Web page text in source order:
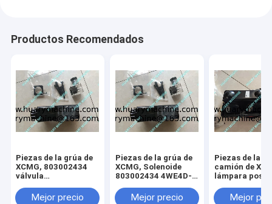
Productos Recomendados
Piezas de la grúa de
XCMG, 803002434
válvula
4WE4D-A/D24S
Mejor precio
Piezas de la grúa de
XCMG, Solenoide
803002434 4WE4D-
Mejor precio
Piezas de la
camión de
lámpara
lámpara de
Mejor